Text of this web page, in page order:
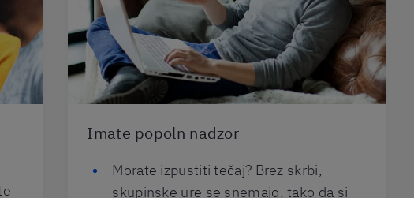
Imate popoln nadzor
Morate izpustiti tečaj? Brez skrbi,
skupinske ure se snemajo, tako da si